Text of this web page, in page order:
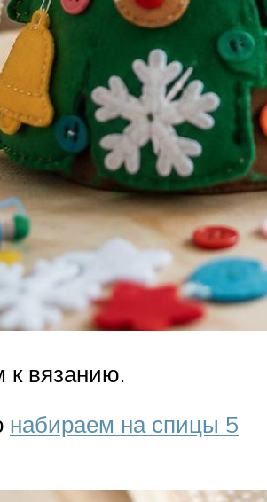
к вязанию.
набираем на спицы 5